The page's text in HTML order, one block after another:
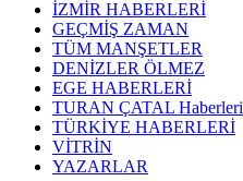
İZMİR HABERLERİ
GEÇMİŞ ZAMAN
TÜM MANŞETLER
DENİZLER ÖLMEZ
EGE HABERLERİ
TURAN ÇATAL Haberleri
TÜRKİYE HABERLERİ
VİTRİN
YAZARLAR